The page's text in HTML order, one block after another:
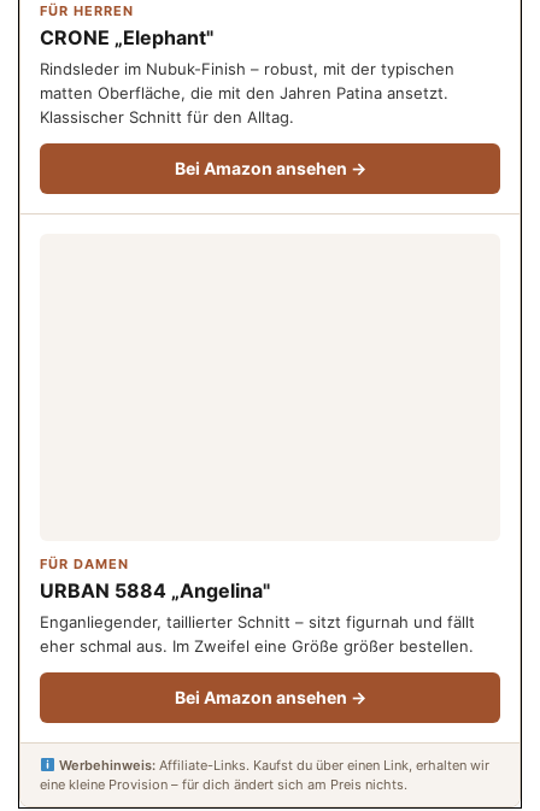
FÜR HERREN
CRONE „Elephant"
Rindsleder im Nubuk-Finish – robust, mit der typischen
matten Oberfläche, die mit den Jahren Patina ansetzt.
Klassischer Schnitt für den Alltag.
Bei Amazon ansehen →
FÜR DAMEN
URBAN 5884 „Angelina"
Enganliegender, taillierter Schnitt – sitzt figurnah und fällt
eher schmal aus. Im Zweifel eine Größe größer bestellen.
Bei Amazon ansehen →
Werbehinweis:Affiliate-Links. Kaufst du über einen Link, erhalten wir
eine kleine Provision – für dich ändert sich am Preis nichts.